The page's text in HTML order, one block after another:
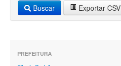
Buscar Exportar CSV
PREFEITURA